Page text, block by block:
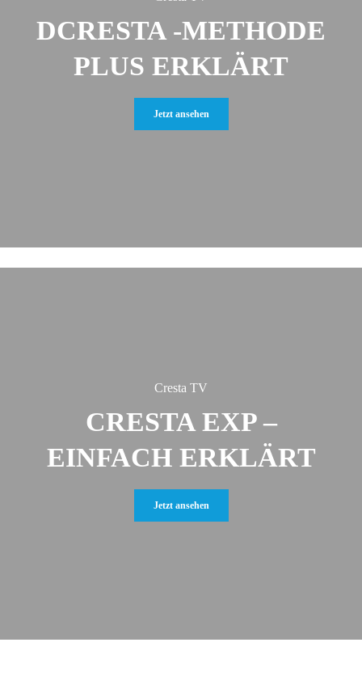
DCRESTA -METHODE
PLUS ERKLÄRT
Jetzt ansehen
Cresta TV
CRESTA EXP –
EINFACH ERKLÄRT
Jetzt ansehen